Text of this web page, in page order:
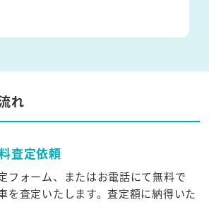
れ
査定依頼
フォーム、またはお電話にて無料で
を査定いたします。査定額に納得いた